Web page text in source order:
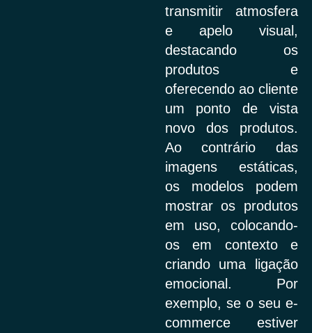
transmitir atmosfera
e apelo visual,
destacando os
produtos e
oferecendo ao cliente
um ponto de vista
novo dos produtos.
Ao contrário das
imagens estáticas,
os modelos podem
mostrar os produtos
em uso, colocando-
os em contexto e
criando uma ligação
emocional. Por
exemplo, se o seu e-
commerce estiver